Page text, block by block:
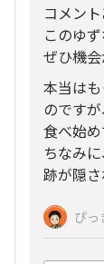
コメン
このゆ
ぜひ機
本当は
のですが
食べ始
ちなみ
跡が隠さ
ぴっ